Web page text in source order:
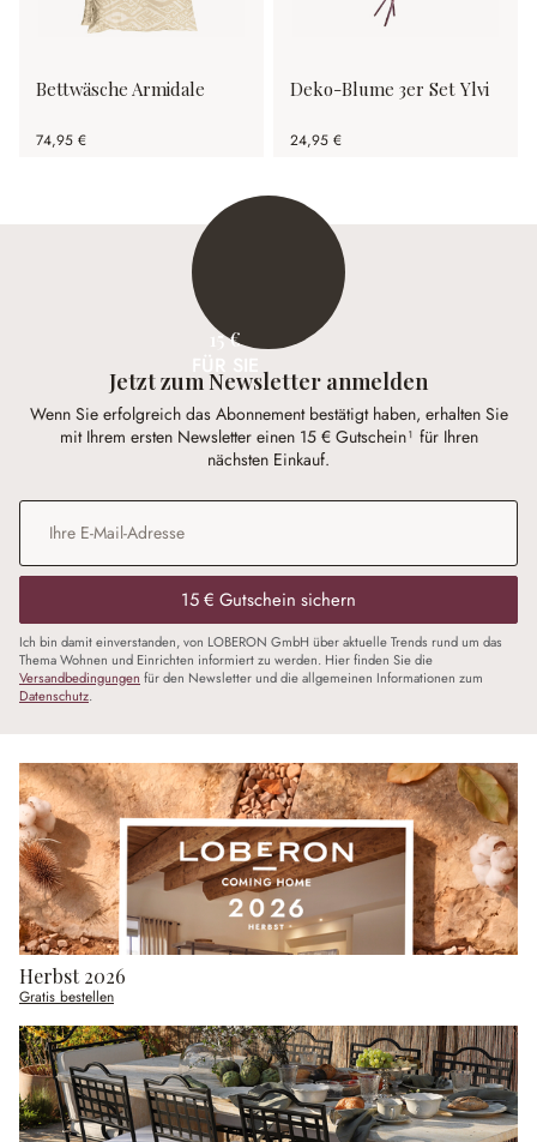
Bettwäsche Armidale
74,95 €
Deko-Blume 3er Set Ylvi
24,95 €
15 €
Jetzt zum Newsletter anmelden
Wenn Sie erfolgreich das Abonnement bestätigt haben, erhalten Sie
mit Ihrem ersten Newsletter einen 15 € Gutschein¹ für Ihren
nächsten Einkauf.
E-Mail-Adresse
15 € Gutschein sichern
Ich bin damit einverstanden, von LOBERON GmbH über aktuelle Trends rund um das
Thema Wohnen und Einrichten informiert zu werden. Hier finden Sie die
Versandbedingungen für den Newsletter und die allgemeinen Informationen zum
Datenschutz.
Herbst 2026
Gratis bestellen